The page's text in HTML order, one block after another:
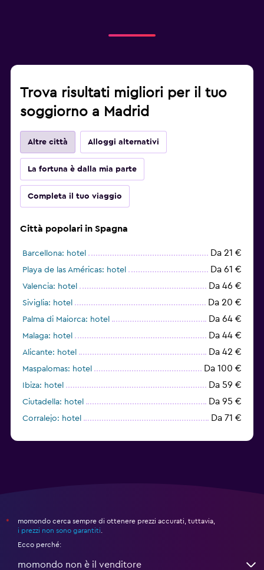
Trova risultati migliori per il tuo
soggiorno a Madrid
Altre città Alloggi alternativi
La fortuna è dalla mia parte
Completa il tuo viaggio
Città popolari in Spagna
Barcellona: hotel Da 21 €
Playa de las Américas: hotel Da 61 €
Valencia: hotel Da 46 €
Siviglia: hotel Da 20 €
Palma di Maiorca: hotel Da 64 €
Malaga: hotel Da 44 €
Alicante: hotel Da 42 €
Maspalomas: hotel Da 100 €
Ibiza: hotel Da 59 €
Ciutadella: hotel Da 95 €
Corralejo: hotel Da 71 €
*
momondo cerca sempre di ottenere prezzi accurati, tuttavia,
i prezzi non sono garantiti
Ecco perché:
momondo non è il venditore